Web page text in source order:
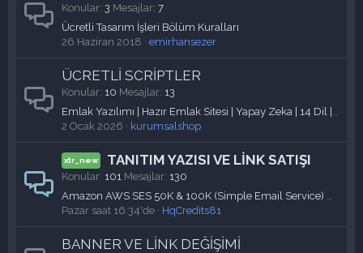
Konular 3 Mesajlar 7
Ücretli Tasarım İşleri Bölüm Kuralları
26 Haziran 2018
emirhansezer
ÜCRETLİ SCRİPTLER
Konular 10 Mesajlar 13
2 Ocak 2026
kurumsalshop
TANITIM YAZISI VE LİNK SATIŞI
Konular 101 Mesajlar 130
Pazar saat 16:34'de
HqCredits81
BANNER VE LİNK DEĞİŞİMİ